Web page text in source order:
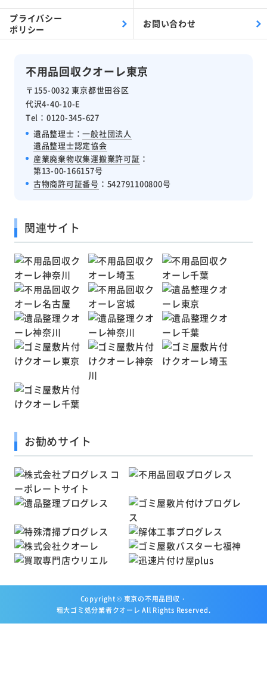
不用品回収クオーレ東京
〒155-0032 東京都世田谷区
代沢4-40-10-E
Tel：0120-345-627
遺品整理士：一般社団法人
遺品整理士認定協会
産業廃棄物収集運搬業許可証 ：
第13-00-166157号
古物商許可証番号 ：542791100800号
プライバシー
ポリシー
お問い合わせ
関連サイト
お勧めサイト
Copyright © 東京の不用品回収・
粗大ゴミ処分業者クオーレ All Rights Reserved.